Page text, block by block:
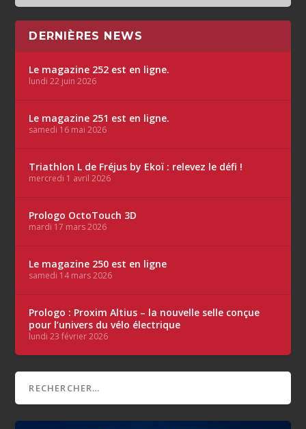
DERNIÈRES NEWS
Le magazine 252 est en ligne.
lundi 22 juin 2026
Le magazine 251 est en ligne.
samedi 16 mai 2026
Triathlon L de Fréjus by Ekoï : relevez le défi !
mercredi 1 avril 2026
Prologo OctoTouch 3D
mardi 17 mars 2026
Le magazine 250 est en ligne
samedi 14 mars 2026
Prologo : Proxim Altius – la nouvelle selle conçue
pour l’univers du vélo électrique
lundi 23 février 2026